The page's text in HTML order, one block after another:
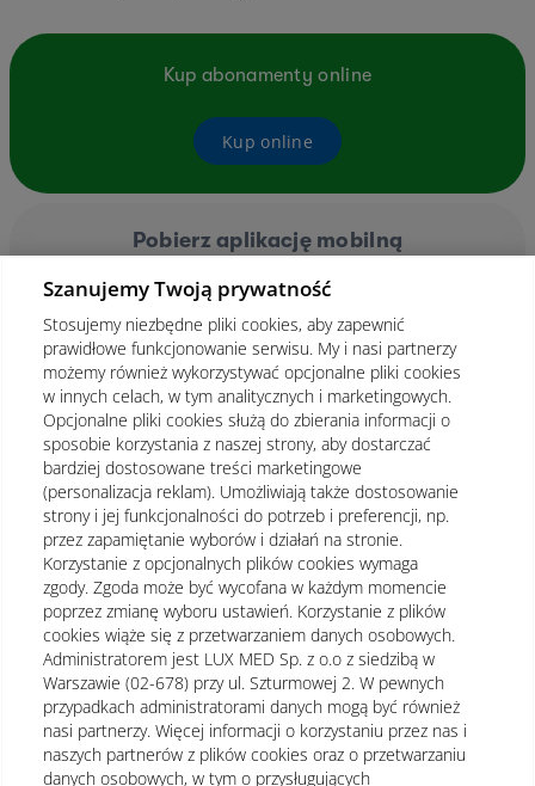
Kup abonamenty online
Kup online
Pobierz aplikację mobilną
Polityka prywatności Notka prawna
Dane osobowe Mapa strony
Szanujemy Twoją prywatność
Stosujemy niezbędne pliki cookies, aby zapewnić
prawidłowe funkcjonowanie serwisu. My i nasi partnerzy
możemy również wykorzystywać opcjonalne pliki cookies
w innych celach, w tym analitycznych i marketingowych.
Opcjonalne pliki cookies służą do zbierania informacji o
sposobie korzystania z naszej strony, aby dostarczać
bardziej dostosowane treści marketingowe
(personalizacja reklam). Umożliwiają także dostosowanie
strony i jej funkcjonalności do potrzeb i preferencji, np.
przez zapamiętanie wyborów i działań na stronie.
Korzystanie z opcjonalnych plików cookies wymaga
zgody. Zgoda może być wycofana w każdym momencie
poprzez zmianę wyboru ustawień. Korzystanie z plików
cookies wiąże się z przetwarzaniem danych osobowych.
Administratorem jest LUX MED Sp. z o.o z siedzibą w
Warszawie (02-678) przy ul. Szturmowej 2. W pewnych
przypadkach administratorami danych mogą być również
nasi partnerzy. Więcej informacji o korzystaniu przez nas i
naszych partnerów z plików cookies oraz o przetwarzaniu
danych osobowych, w tym o przysługujących